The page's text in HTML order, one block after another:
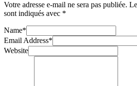
Votre adresse e-mail ne sera pas publiée.
sont indiqués avec *
Name*
Email Address*
Website